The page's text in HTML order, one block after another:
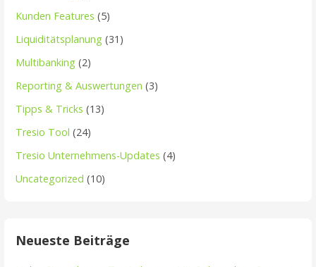
Kunden Features (5)
Liquiditätsplanung (31)
Multibanking (2)
Reporting & Auswertungen (3)
Tipps & Tricks (13)
Tresio Tool (24)
Tresio Unternehmens-Updates (4)
Uncategorized (10)
Neueste Beiträge